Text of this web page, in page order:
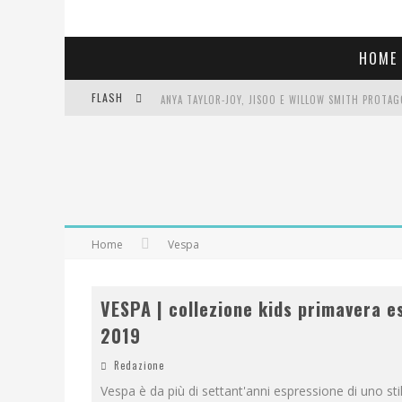
HOME
FLASH
Home Vespa
VESPA | collezione kids primavera
2019
Redazione
Vespa è da più di settant'anni espressione di uno